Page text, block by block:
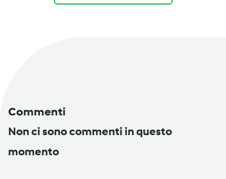
Commenti
Non ci sono commenti in questo
momento